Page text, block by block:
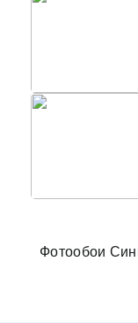
Фотообои